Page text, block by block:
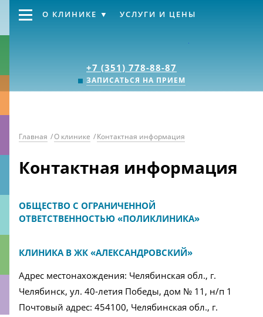
+7 (351) 778-88-87
ЗАПИСАТЬСЯ НА ПРИЕМ
О КЛИНИКЕ УСЛУГИ И ЦЕНЫ
Главная /О клинике /Контактная информация
Контактная информация
ОБЩЕСТВО С ОГРАНИЧЕННОЙ
ОТВЕТСТВЕННОСТЬЮ «ПОЛИКЛИНИКА»
КЛИНИКА В ЖК «АЛЕКСАНДРОВСКИЙ»
Адрес местонахождения: Челябинская обл., г.
Челябинск, ул. 40-летия Победы, дом № 11, н/п 1
Почтовый адрес: 454100, Челябинская обл., г.